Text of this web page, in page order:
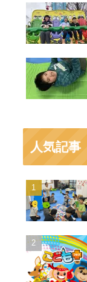
人気記事